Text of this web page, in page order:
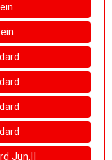
Jun.II